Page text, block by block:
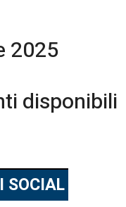
2025
disponibili
SOCIAL